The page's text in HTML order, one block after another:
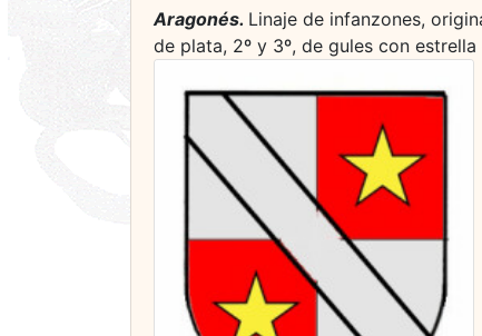
Aragonés. Linaje de infanzones,
de plata, 2º y 3º, de gules con